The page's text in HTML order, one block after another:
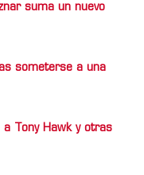
suma un nuevo
someterse a una
a Tony Hawk y otras